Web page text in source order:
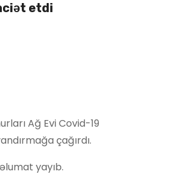
etdi
Ağ Evi Covid-19
çağırdı.
yayıb.